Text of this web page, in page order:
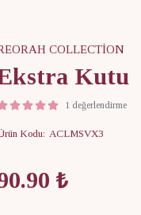
COLLECTİON
Kutu
1 değerlendirme
Kodu: ACLMSVX3
₺